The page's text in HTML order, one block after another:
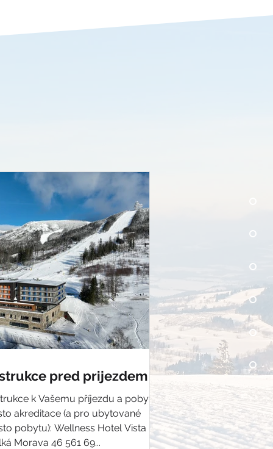
pred prijezdem
k Vašemu příjezdu a pobytu .
akreditace (a pro ubytované
Wellness Hotel Vista
Morava 46 561 69...